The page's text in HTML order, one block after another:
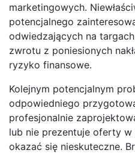
marketingowych.
potencjalnego
odwiedzających na
zwrotu z poniesionych
ryzyko finansowe.
Kolejnym potencjalnym
odpowiedniego
profesjonalnie
lub nie prezentuje oferty
okazać się nieskuteczne.